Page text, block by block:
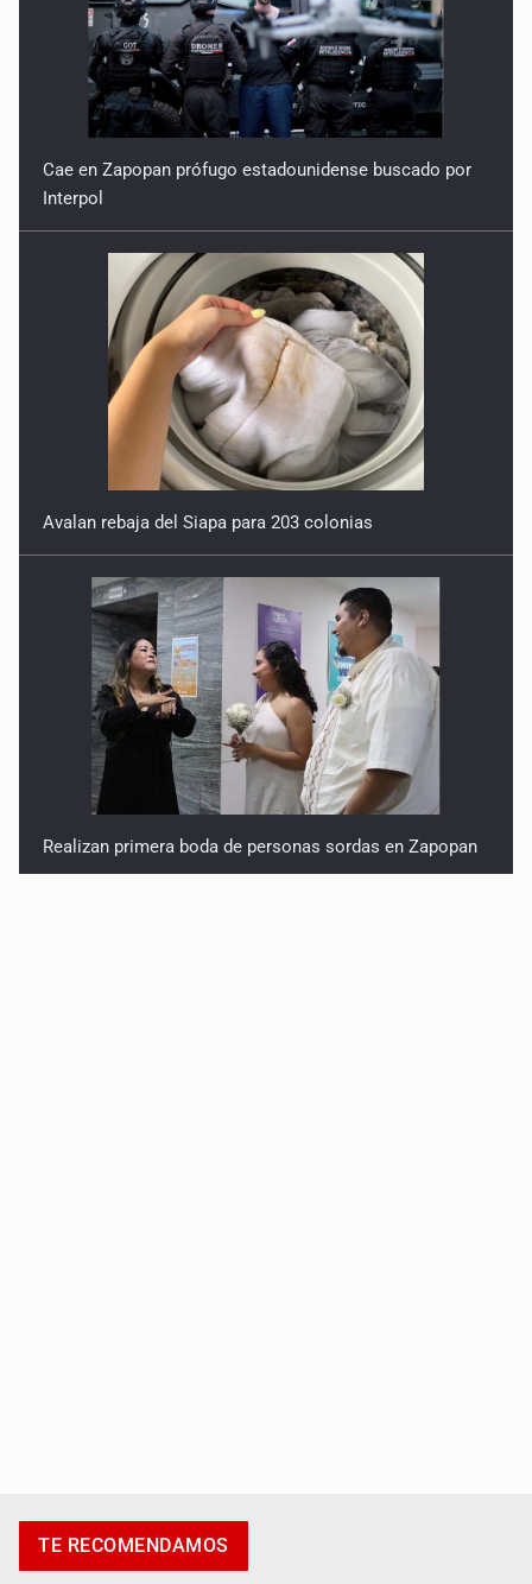
Cae en Zapopan prófugo estadounidense buscado por
Interpol
Avalan rebaja del Siapa para 203 colonias
Realizan primera boda de personas sordas en Zapopan
TE RECOMENDAMOS